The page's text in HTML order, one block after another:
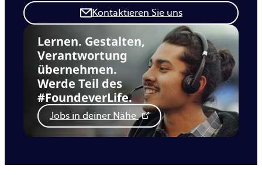
Lernen. Gestalten,
Verantwortung
übernehmen.
Werde Teil des
#FoundeverLife.
Jobs in deiner Nähe
Kontaktieren Sie uns